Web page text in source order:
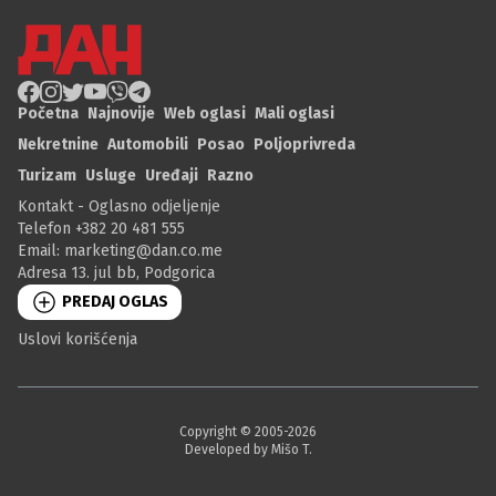
Početna Najnovije Web oglasi Mali oglasi
Nekretnine Automobili Posao Poljoprivreda
Turizam Usluge Uređaji Razno
Kontakt - Oglasno odjeljenje
Telefon +382 20 481 555
Email: marketing@dan.co.me
Adresa 13. jul bb, Podgorica
PREDAJ OGLAS
Uslovi korišćenja
Copyright © 2005-2026
Developed by Mišo T.